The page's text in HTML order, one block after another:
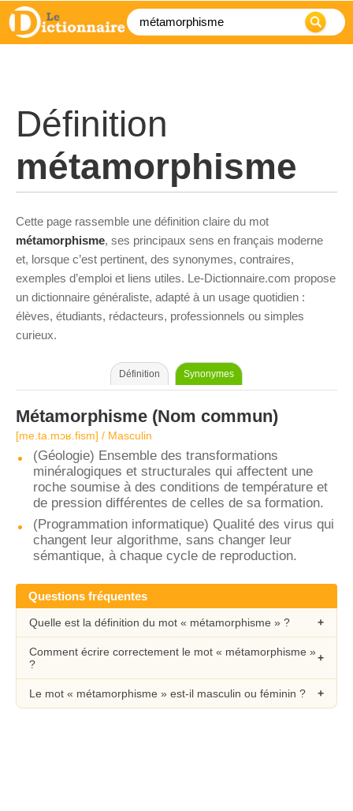
Définition
métamorphisme
Cette page rassemble une définition claire du mot
métamorphisme, ses principaux sens en français moderne
et, lorsque c’est pertinent, des synonymes, contraires,
exemples d’emploi et liens utiles. Le-Dictionnaire.com propose
un dictionnaire généraliste, adapté à un usage quotidien :
élèves, étudiants, rédacteurs, professionnels ou simples
curieux.
Définition Synonymes
Métamorphisme (Nom commun)
[me.ta.mɔʁ.fism] / Masculin
(Géologie) Ensemble des transformations
minéralogiques et structurales qui affectent une
roche soumise à des conditions de température et
de pression différentes de celles de sa formation.
(Programmation informatique) Qualité des virus qui
changent leur algorithme, sans changer leur
sémantique, à chaque cycle de reproduction.
Questions fréquentes
Quelle est la définition du mot « métamorphisme » ?
Comment écrire correctement le mot « métamorphisme »
?
Le mot « métamorphisme » est-il masculin ou féminin ?